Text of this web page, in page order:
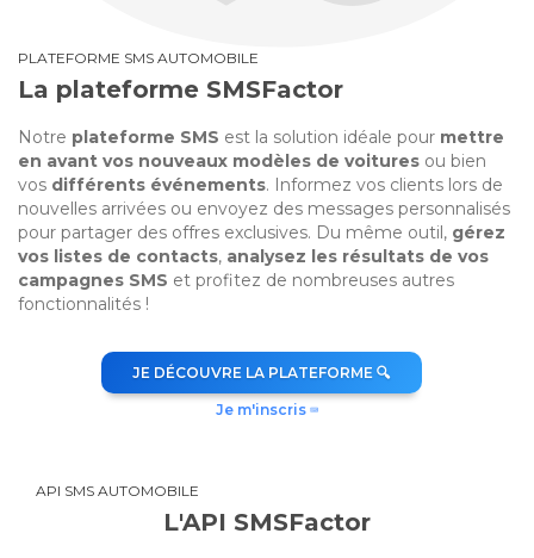
PLATEFORME SMS AUTOMOBILE
La plateforme SMSFactor
Notre plateforme SMS est la solution idéale pour mettre
en avant vos nouveaux modèles de voitures ou bien
vos différents événements. Informez vos clients lors de
nouvelles arrivées ou envoyez des messages personnalisés
pour partager des offres exclusives. Du même outil, gérez
vos listes de contacts, analysez les résultats de vos
campagnes SMS et profitez de nombreuses autres
fonctionnalités !
JE DÉCOUVRE LA PLATEFORME 🔍
Je m'inscris ⌨️
API SMS AUTOMOBILE
L'API SMSFactor